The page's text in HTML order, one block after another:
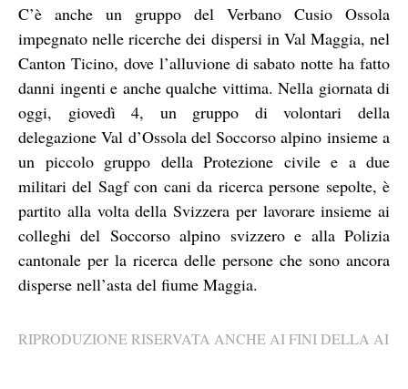
C’è anche un gruppo del Verbano Cusio Ossola
impegnato nelle ricerche dei dispersi in Val Maggia, nel
Canton Ticino, dove l’alluvione di sabato notte ha fatto
danni ingenti e anche qualche vittima. Nella giornata di
oggi, giovedì 4, un gruppo di volontari della
delegazione Val d’Ossola del Soccorso alpino insieme a
un piccolo gruppo della Protezione civile e a due
militari del Sagf con cani da ricerca persone sepolte, è
partito alla volta della Svizzera per lavorare insieme ai
colleghi del Soccorso alpino svizzero e alla Polizia
cantonale per la ricerca delle persone che sono ancora
disperse nell’asta del fiume Maggia.
RIPRODUZIONE RISERVATA ANCHE AI FINI DELLA AI